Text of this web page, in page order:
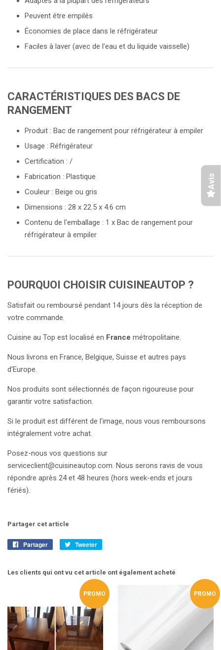
Peuvent être empilés
Économies de place dans le réfrigérateur
Faciles à laver (avec de l'eau et du liquide vaisselle)
CARACTÉRISTIQUES DES BACS DE
RANGEMENT
Produit : Bac de rangement pour réfrigérateur à empiler
Usage : Réfrigérateur
Certification : /
Fabrication : Plastique
Couleur : Beige ou gris
Dimensions : 28 x 22.5 x 4.6 cm
Contenu de l'emballage : 1 x Bac de rangement pour
réfrigérateur à empiler
POURQUOI CHOISIR CUISINEAUTOP ?
Satisfait ou remboursé pendant 14 jours dès la réception de
votre commande.
Cuisine au Top est localisé en France métropolitaine.
Nous livrons en France, Belgique, Suisse et autres pays
d'Europe.
Nos produits sont sélectionnés de façon rigoureuse pour
garantir votre satisfaction.
Si le produit est différent de l'image, nous vous remboursons
intégralement votre achat.
Posez-nous vos questions sur
serviceclient@cuisineautop.com. Nous serons ravis de vous
répondre après 24 et 48 heures (hors week-ends et jours
fériés).
Partager cet article
Partager
PartagerTweeter
Les clients qui ont vu cet article ont également acheté
PROMO PROMO
Avis